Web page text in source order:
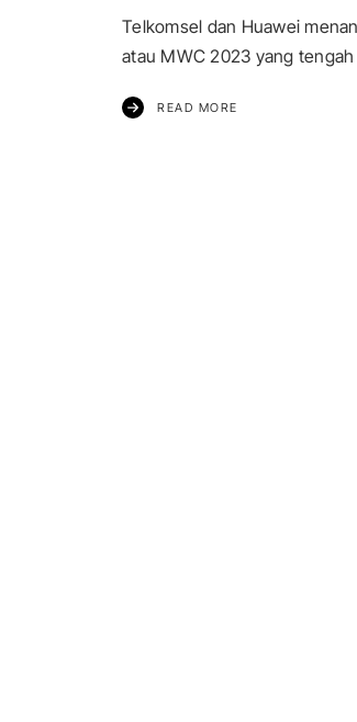
Telkomsel dan Huawei
atau MWC 2023 yang
READ MORE